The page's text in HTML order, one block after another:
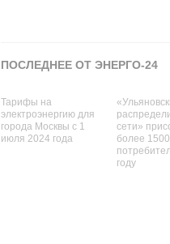
ПОСЛЕДНЕЕ ОТ ЭНЕРГО-24
Тарифы на
электроэнергию для
города Москвы с 1
июля 2024 года
сети»
более
году